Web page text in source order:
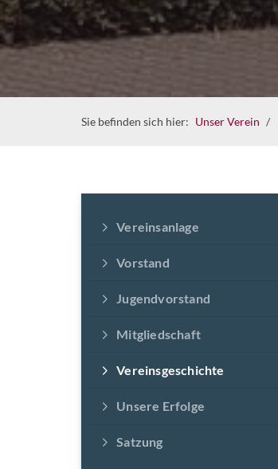
Sie befinden sich hier: Unser Verein
Vereinsanlage
Vorstand
Jugendvorstand
Mitgliedschaft
Vereinsgeschichte
Unsere Erfolge
Satzung